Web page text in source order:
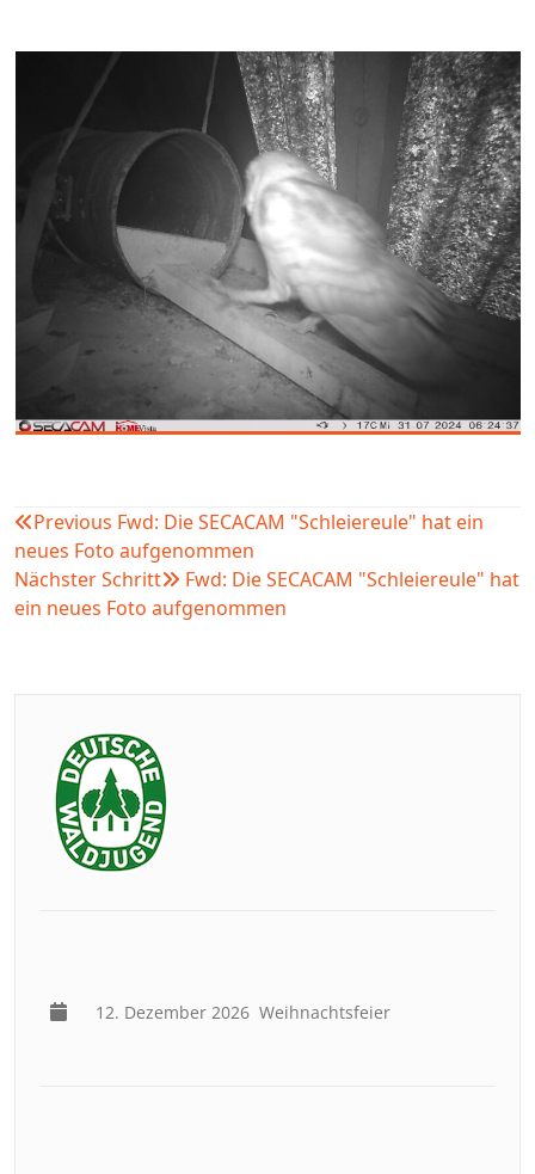
Beitragsnavigation
Previous Fwd: Die SECACAM "Schleiereule" hat ein
neues Foto aufgenommen
Nächster Schritt
Fwd: Die SECACAM "Schleiereule" hat
ein neues Foto aufgenommen
12. Dezember 2026 Weihnachtsfeier